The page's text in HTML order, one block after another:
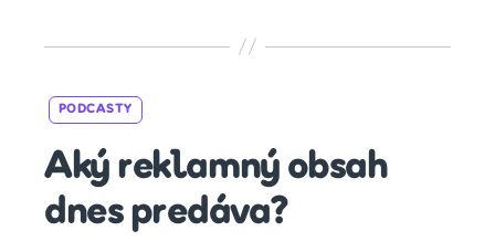
PODCASTY
Aký reklamný obsah
dnes predáva?